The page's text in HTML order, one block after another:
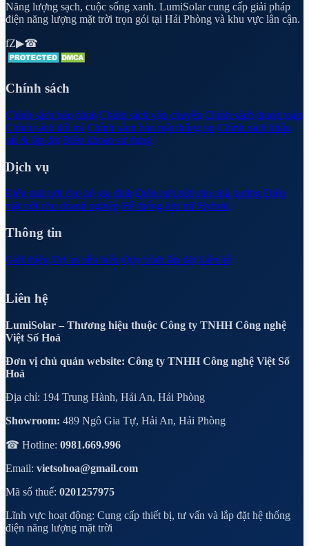
Năng lượng sạch, cuộc sống xanh. LumiSolar cung cấp giải pháp
điện năng lượng mặt trời trọn gói tại Hải Phòng và khu vực lân cận.
fZ▶☎
Chính sách
Chính sách bảo hành Chính sách vận chuyển Chính sách thanh toán
Chính sách đổi trả Chính sách bảo mật thông tin Chính sách khảo
sát & lắp đặt Điều khoản sử dụng
Dịch vụ
Điện mặt trời cho hộ gia đình Điện mặt trời cho nhà xưởng Điện
mặt trời cho doanh nghiệp Hệ thống lưu trữ Hybrid
Thông tin
Giới thiệu Dự án tiêu biểu Quy trình lắp đặt Liên hệ
Liên hệ
LumiSolar – Thương hiệu thuộc Công ty TNHH Công nghệ
Việt Số Hoá
Đơn vị chủ quản website: Công ty TNHH Công nghệ Việt Số
Hoá
Địa chỉ: 194 Trung Hành, Hải An, Hải Phòng
Showroom: 489 Ngô Gia Tự, Hải An, Hải Phòng
☎ Hotline: 0981.669.996
Email: vietsohoa@gmail.com
Mã số thuế: 0201257975
Lĩnh vực hoạt động: Cung cấp thiết bị, tư vấn và lắp đặt hệ thống
điện năng lượng mặt trời